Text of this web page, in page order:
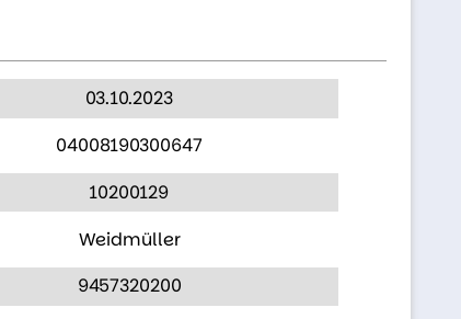
03.10.2023
04008190300647
10200129
Weidmüller
9457320200